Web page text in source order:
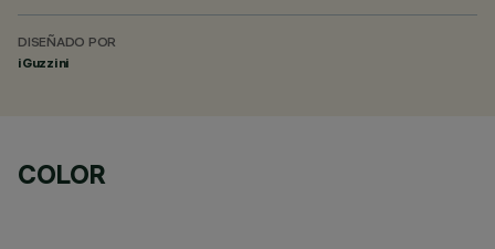
DISEÑADO POR
iGuzzini
COLOR